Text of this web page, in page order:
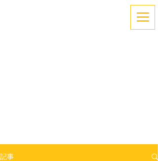
記事